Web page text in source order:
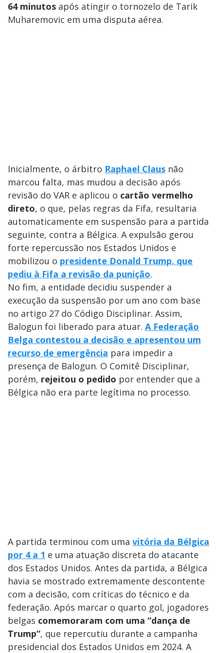
64 minutos após atingir o tornozelo de Tarik
Muharemovic em uma disputa aérea.
Inicialmente, o árbitro Raphael Claus não
marcou falta, mas mudou a decisão após
revisão do VAR e aplicou o cartão vermelho
direto, o que, pelas regras da Fifa, resultaria
automaticamente em suspensão para a partida
seguinte, contra a Bélgica. A expulsão gerou
forte repercussão nos Estados Unidos e
mobilizou o presidente Donald Trump, que
pediu à Fifa a revisão da punição.
No fim, a entidade decidiu suspender a
execução da suspensão por um ano com base
no artigo 27 do Código Disciplinar. Assim,
Balogun foi liberado para atuar. A Federação
Belga contestou a decisão e apresentou um
recurso de emergência para impedir a
presença de Balogun. O Comitê Disciplinar,
porém, rejeitou o pedido por entender que a
Bélgica não era parte legítima no processo.
A partida terminou com uma vitória da Bélgica
por 4 a 1 e uma atuação discreta do atacante
dos Estados Unidos. Antes da partida, a Bélgica
havia se mostrado extremamente descontente
com a decisão, com críticas do técnico e da
federação. Após marcar o quarto gol, jogadores
belgas comemoraram com uma “dança de
Trump“, que repercutiu durante a campanha
presidencial dos Estados Unidos em 2024. A